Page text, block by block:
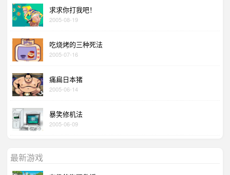
求求你打我吧！
2005-08-19
吃烧烤的三种死法
2005-07-16
痛扁日本猪
2005-06-14
暴笑修机法
2005-06-09
最新游戏